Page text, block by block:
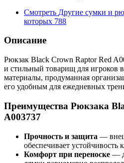
Смотреть Другие сумки и
которых 788
Описание
Рюкзак Black Crown Raptor Red
и стильный товарищ для игроков
материалы, продуманная
его удобным для ежедневных
Преимущества Рюкзака
A003737
Прочность и защита —
обеспечивает устойчивость
Комфорт при переноске —